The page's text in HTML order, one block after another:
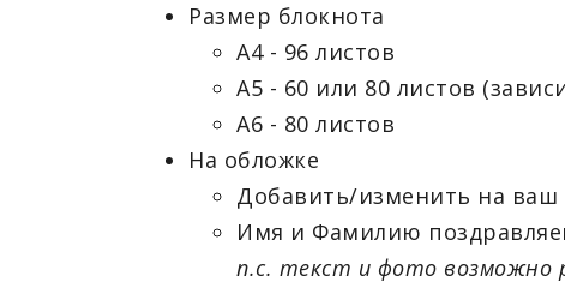
Размер блокнота
А4 - 96 листов
А5 - 60 или 80 листов
А6 - 80 листов
На обложке
Добавить/изменить на
Имя и Фамилию
п.с. текст и фото возможно